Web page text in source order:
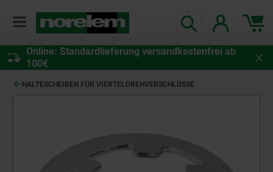
Online: Standardlieferung versandkostenfrei ab
100€
HALTESCHEIBEN FÜR VIERTELDREHVERSCHLÜSSE